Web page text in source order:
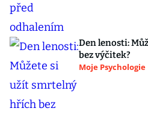
Den lenosti:
bez výčitek?
Moje Psychologie